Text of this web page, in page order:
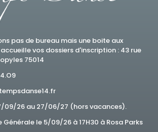
pas de bureau mais une boite aux
vos dossiers d'inscription : 43 rue
75014
09/26 au 27/06/27 (hors vacances).
Générale le 5/09/26 à 17H30 à Rosa Parks